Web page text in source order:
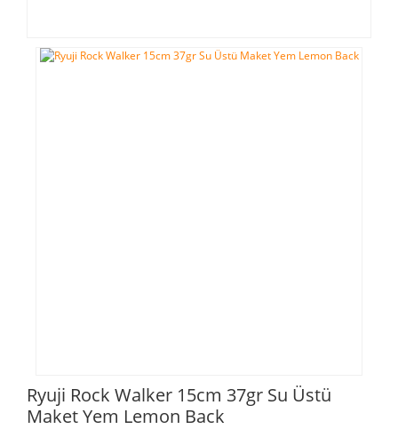
Ryuji Rock Walker 15cm 37gr Su Üstü
Maket Yem Lemon Back